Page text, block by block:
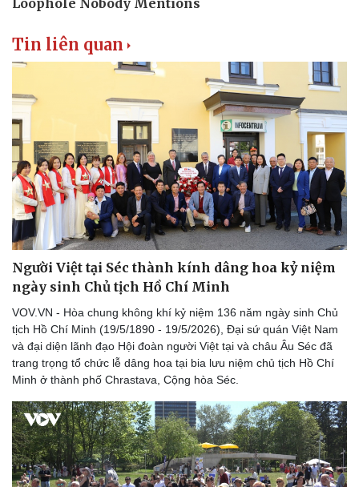
Tin liên quan
Người Việt tại Séc thành kính dâng hoa kỷ niệm
ngày sinh Chủ tịch Hồ Chí Minh
VOV.VN - Hòa chung không khí kỷ niệm 136 năm ngày sinh Chủ
tịch Hồ Chí Minh (19/5/1890 - 19/5/2026), Đại sứ quán Việt Nam
và đại diện lãnh đạo Hội đoàn người Việt tại và châu Âu Séc đã
trang trọng tổ chức lễ dâng hoa tại bia lưu niệm chủ tịch Hồ Chí
Minh ở thành phố Chrastava, Cộng hòa Séc.